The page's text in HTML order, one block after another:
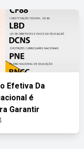
Efetiva Da
é
Garantir